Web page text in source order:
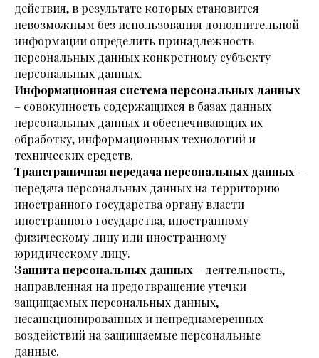
действия, в результате которых становится
невозможным без использования дополнительной
информации определить принадлежность
персональных данных конкретному субъекту
персональных данных.
Информационная система персональных данных
– совокупность содержащихся в базах данных
персональных данных и обеспечивающих их
обработку, информационных технологий и
технических средств.
Трансграничная передача персональных данных –
передача персональных данных на территорию
иностранного государства органу власти
иностранного государства, иностранному
физическому лицу или иностранному
юридическому лицу.
Защита персональных данных – деятельность,
направленная на предотвращение утечки
защищаемых персональных данных,
несанкционированных и непреднамеренных
воздействий на защищаемые персональные
данные.